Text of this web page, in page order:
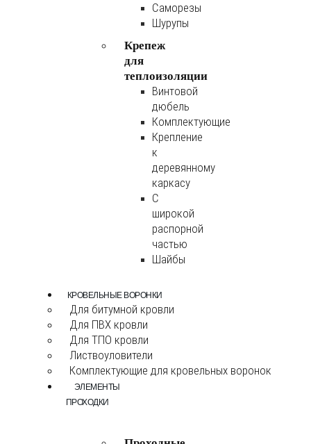
Саморезы
Шурупы
Крепеж
для
теплоизоляции
Винтовой
дюбель
Комплектующие
Крепление
к
деревянному
каркасу
С
широкой
распорной
частью
Шайбы
КРОВЕЛЬНЫЕ ВОРОНКИ
Для битумной кровли
Для ПВХ кровли
Для ТПО кровли
Листвоуловители
Комплектующие для кровельных воронок
ЭЛЕМЕНТЫ
ПРОХОДКИ